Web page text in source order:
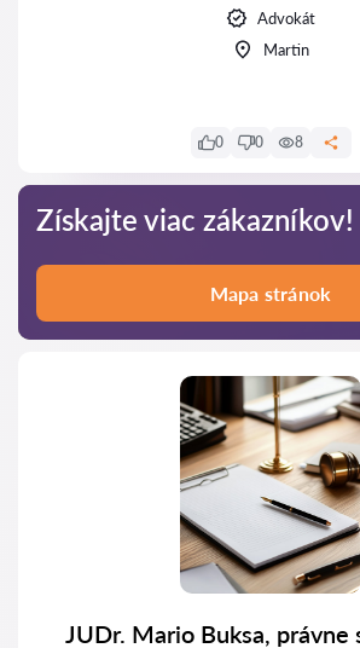
Advokát
Martin
0 0 8
Získajte viac zákazníkov!
Mapa stránok
JUDr. Mario Buksa, právne